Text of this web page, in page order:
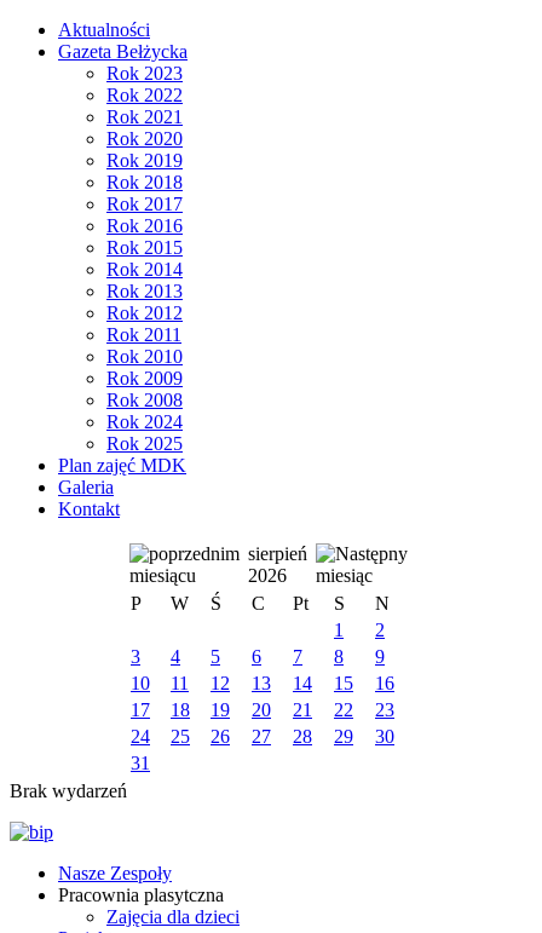
Aktualności
Gazeta Bełżycka
Rok 2023
Rok 2022
Rok 2021
Rok 2020
Rok 2019
Rok 2018
Rok 2017
Rok 2016
Rok 2015
Rok 2014
Rok 2013
Rok 2012
Rok 2011
Rok 2010
Rok 2009
Rok 2008
Rok 2024
Rok 2025
Plan zajęć MDK
Galeria
Kontakt
sierpień
2026
P
W Ś C Pt S
N
1
2
3
4 5 6 7 8
9
10
11 12 13 14 15
16
17
18 19 20 21 22
23
24
25 26 27 28 29
30
31
Brak wydarzeń
Nasze Zespoły
Pracownia plasytczna
Zajęcia dla dzieci